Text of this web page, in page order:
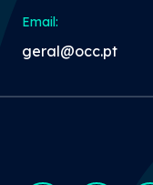
Email:
geral@occ.pt